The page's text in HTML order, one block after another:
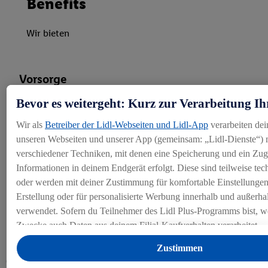
Wir bieten
Vorsorge
Jeder Lohnfranken ist BVG-versichert, wobei der
Jobsuche
Bevor es weitergeht: Kurz zur Verarbeitung
Wir als Betreiber der Lidl-Webseiten und Lidl-App verarbeiten
unseren Webseiten und unserer App (gemeinsam: „Lidl-Dienste“)
verschiedener Techniken, mit denen eine Speicherung und ein
Informationen in deinem Endgerät erfolgt. Diese sind teilweise
oder werden mit deiner Zustimmung für komfortable
Erstellung oder für personalisierte Werbung innerhalb und
verwendet. Sofern du Teilnehmer des Lidl Plus-Programms bist,
Zwecke auch Daten aus deinem Filial-Kaufverhalten verarbeitet.
Unter „Anpassen“ kannst du einzelne Verwendungszwecke
Angaben zu den Datenverarbeitungen finden.
Zustimmen